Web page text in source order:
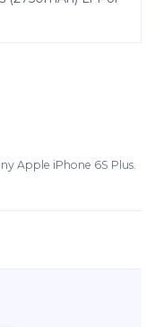
Apple iPhone 6S Plus.